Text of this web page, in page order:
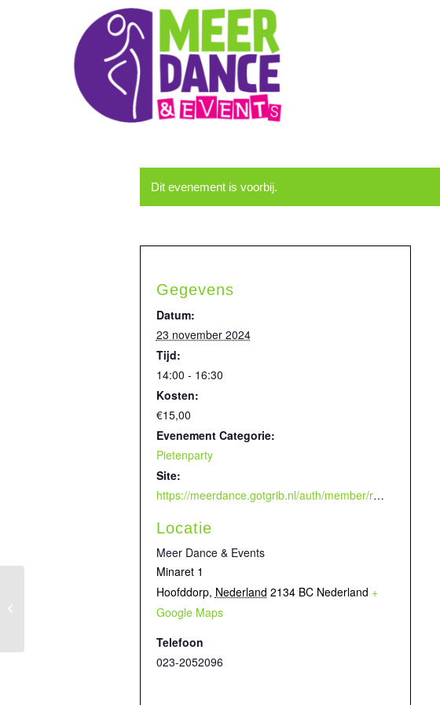
Dit evenement is voorbij.
Gegevens
Datum:
23 november 2024
Tijd:
14:00 - 16:30
Kosten:
€15,00
Evenement Categorie:
Pietenparty
Site:
https://meerdance.gotgrib.nl/auth/member/register?date=23-11-2024&activities_details_id=125025
Locatie
Meer Dance & Events
Minaret 1
Hoofddorp, Nederland 2134 BC Nederland +
Google Maps
Telefoon
023-2052096